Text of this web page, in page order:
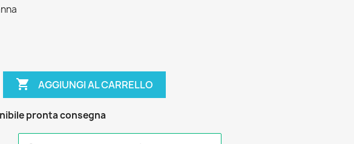
 AGGIUNGI AL CARRELLO
pronta consegna